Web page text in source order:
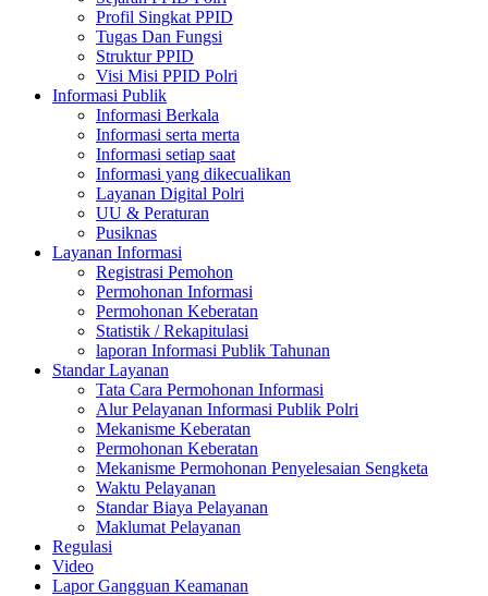
Profil Singkat PPID
Tugas Dan Fungsi
Struktur PPID
Visi Misi PPID Polri
Informasi Publik
Informasi Berkala
Informasi serta merta
Informasi setiap saat
Informasi yang dikecualikan
Layanan Digital Polri
UU & Peraturan
Pusiknas
Layanan Informasi
Registrasi Pemohon
Permohonan Informasi
Permohonan Keberatan
Statistik / Rekapitulasi
laporan Informasi Publik Tahunan
Standar Layanan
Tata Cara Permohonan Informasi
Alur Pelayanan Informasi Publik Polri
Mekanisme Keberatan
Permohonan Keberatan
Mekanisme Permohonan Penyelesaian Sengketa
Waktu Pelayanan
Standar Biaya Pelayanan
Maklumat Pelayanan
Regulasi
Video
Lapor Gangguan Keamanan